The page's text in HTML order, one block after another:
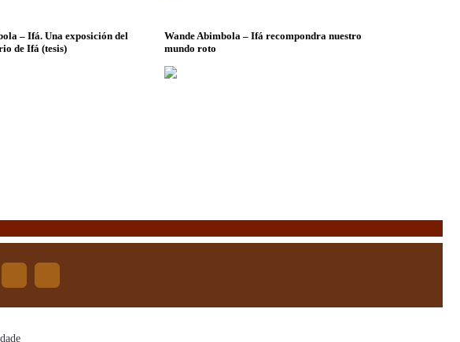
– Ifá. Una exposición del
de Ifá (tesis)
Wande Abimbola – Ifá recompondra nuestro
mundo roto